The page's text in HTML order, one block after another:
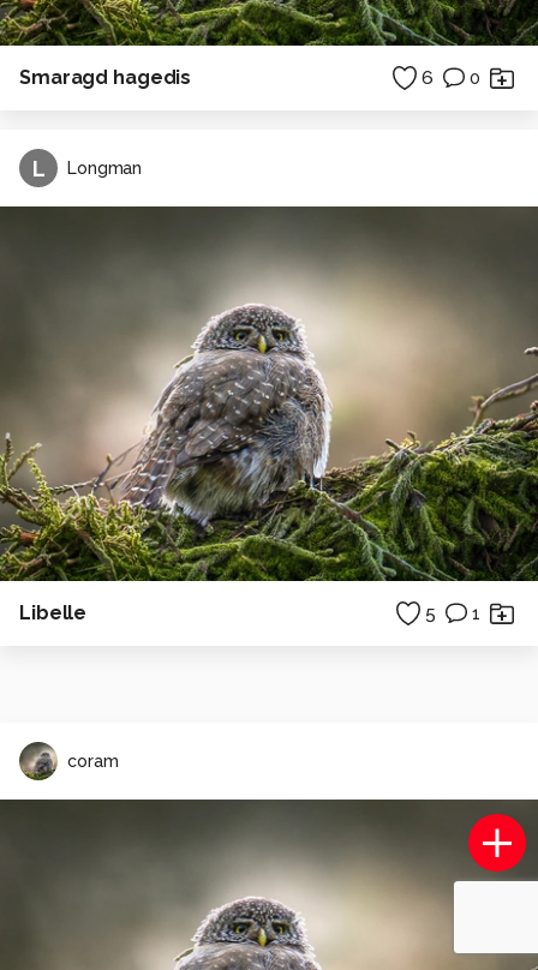
Smaragd hagedis 6 0
L Longman
Libelle 5 1
coram